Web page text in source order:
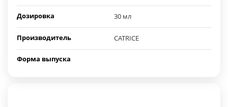
Дозировка 30 мл
Производитель CATRICE
Форма выпуска